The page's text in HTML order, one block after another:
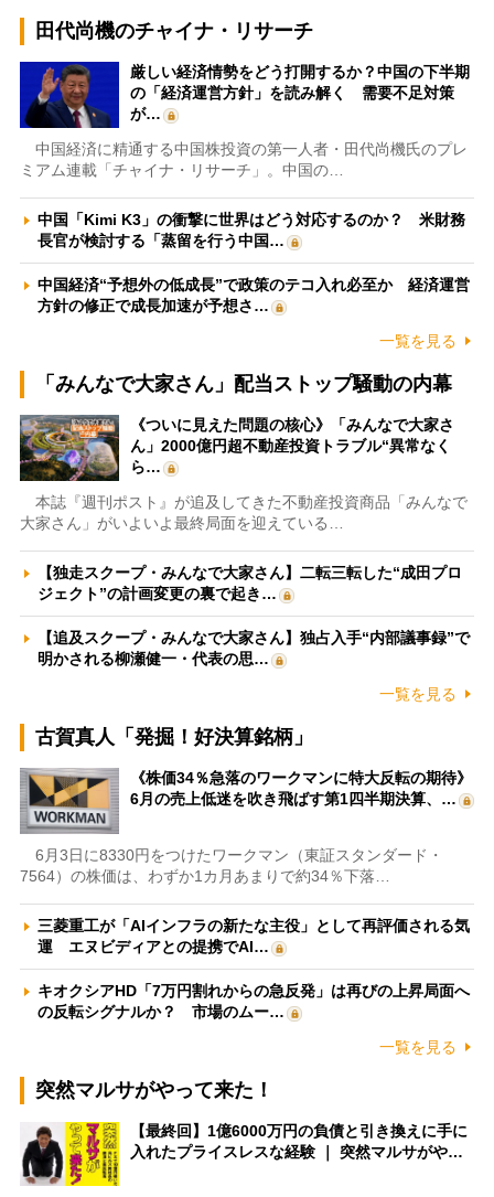
田代尚機のチャイナ・リサーチ
厳しい経済情勢をどう打開するか？中国の下半期
の「経済運営方針」を読み解く 需要不足対策
が…
中国経済に精通する中国株投資の第一人者・田代尚機氏のプレ
ミアム連載「チャイナ・リサーチ」。中国の…
中国「Kimi K3」の衝撃に世界はどう対応するのか？ 米財務
長官が検討する「蒸留を行う中国…
中国経済“予想外の低成長”で政策のテコ入れ必至か 経済運営
方針の修正で成長加速が予想さ…
一覧を見る
「みんなで大家さん」配当ストップ騒動の内幕
《ついに見えた問題の核心》「みんなで大家さ
ん」2000億円超不動産投資トラブル“異常なく
ら…
本誌『週刊ポスト』が追及してきた不動産投資商品「みんなで
大家さん」がいよいよ最終局面を迎えている…
【独走スクープ・みんなで大家さん】二転三転した“成田プロ
ジェクト”の計画変更の裏で起き…
【追及スクープ・みんなで大家さん】独占入手“内部議事録”で
明かされる柳瀬健一・代表の思…
一覧を見る
古賀真人「発掘！好決算銘柄」
《株価34％急落のワークマンに特大反転の期待》
6月の売上低迷を吹き飛ばす第1四半期決算、…
6月3日に8330円をつけたワークマン（東証スタンダード・
7564）の株価は、わずか1カ月あまりで約34％下落…
三菱重工が「AIインフラの新たな主役」として再評価される気
運 エヌビディアとの提携でAI…
キオクシアHD「7万円割れからの急反発」は再びの上昇局面へ
の反転シグナルか？ 市場のムー…
一覧を見る
突然マルサがやって来た！
【最終回】1億6000万円の負債と引き換えに手に
入れたプライスレスな経験 ｜ 突然マルサがや…